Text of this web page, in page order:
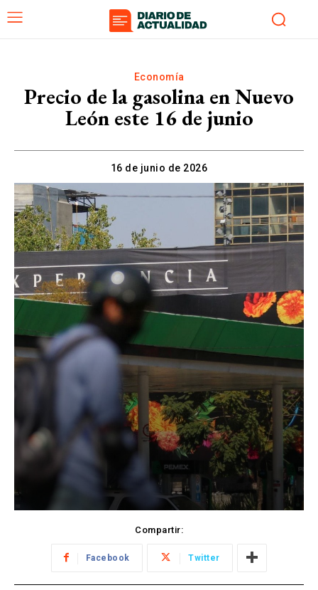
Economía
Precio de la gasolina en Nuevo
León este 16 de junio
16 de junio de 2026
Compartir:
Facebook Twitter